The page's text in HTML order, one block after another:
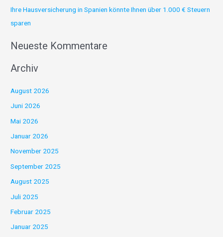
Ihre Hausversicherung in Spanien könnte Ihnen über 1.000 € Steuern
sparen
Neueste Kommentare
Archiv
August 2026
Juni 2026
Mai 2026
Januar 2026
November 2025
September 2025
August 2025
Juli 2025
Februar 2025
Januar 2025